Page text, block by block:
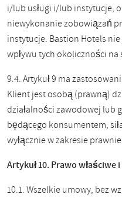
i/lub usługi i/lub instytucje,
niewykonanie zobowiązań
instytucje. Bastion Hotels
wpływu tych okoliczności na
9.4. Artykuł 9 ma
Klient jest osobą (prawną)
działalności zawodowej lub
będącego konsumentem,
wyłącznie w zakresie
Artykuł 10. Prawo właściwe
10.1. Wszelkie umowy, bez